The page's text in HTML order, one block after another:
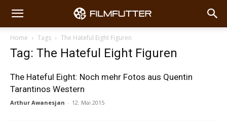
Home Tags The Hateful Eight Figuren
Tag: The Hateful Eight Figuren
The Hateful Eight: Noch mehr Fotos aus Quentin
Tarantinos Western
Arthur Awanesjan - 12. Mai 2015